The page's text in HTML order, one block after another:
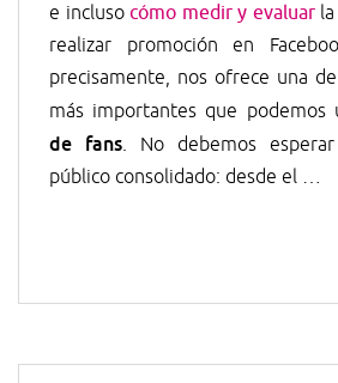
e inclusocómo medir y evaluar
realizar promoción en
precisamente, nos ofrece una
más importantes que podemos
de fans. No debemos
público consolidado: desde el …